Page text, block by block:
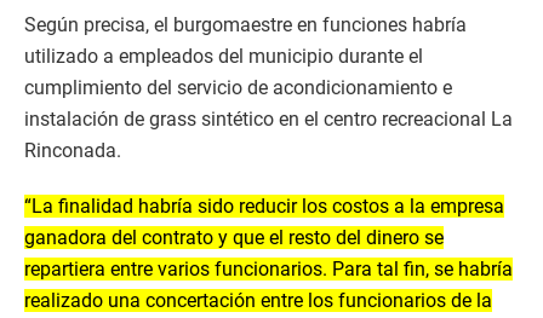
Según precisa, el burgomaestre en funciones habría
utilizado a empleados del municipio durante el
cumplimiento del servicio de acondicionamiento e
instalación de grass sintético en el centro recreacional La
Rinconada.
“La finalidad habría sido reducir los costos a la empresa
ganadora del contrato y que el resto del dinero se
repartiera entre varios funcionarios. Para tal fin, se habría
realizado una concertación entre los funcionarios de la